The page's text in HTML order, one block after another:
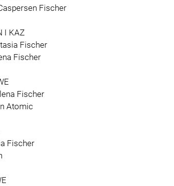
Fischer
I KAZ
Fischer
Fischer
Fischer
Atomic
Fischer